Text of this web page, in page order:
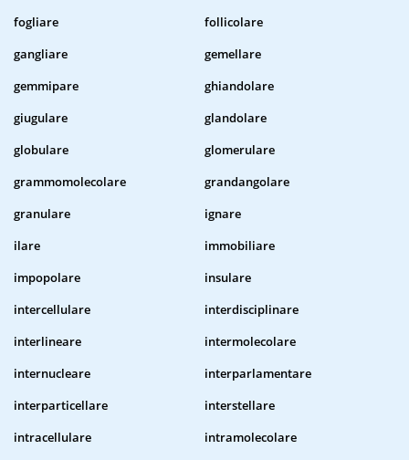
fogliare
follicolare
gangliare
gemellare
gemmipare
ghiandolare
giugulare
glandolare
globulare
glomerulare
grammomolecolare
grandangolare
granulare
ignare
ilare
immobiliare
impopolare
insulare
intercellulare
interdisciplinare
interlineare
intermolecolare
internucleare
interparlamentare
interparticellare
interstellare
intracellulare
intramolecolare